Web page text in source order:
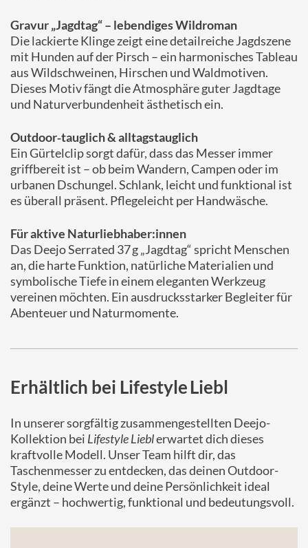
Gravur „Jagdtag“ – lebendiges Wildroman
Die lackierte Klinge zeigt eine detailreiche Jagdszene
mit Hunden auf der Pirsch – ein harmonisches Tableau
aus Wildschweinen, Hirschen und Waldmotiven.
Dieses Motiv fängt die Atmosphäre guter Jagdtage
und Naturverbundenheit ästhetisch ein.
Outdoor‑tauglich & alltagstauglich
Ein Gürtelclip sorgt dafür, dass das Messer immer
griffbereit ist – ob beim Wandern, Campen oder im
urbanen Dschungel. Schlank, leicht und funktional ist
es überall präsent. Pflegeleicht per Handwäsche.
Für aktive Naturliebhaber:innen
Das Deejo Serrated 37 g „Jagdtag“ spricht Menschen
an, die harte Funktion, natürliche Materialien und
symbolische Tiefe in einem eleganten Werkzeug
vereinen möchten. Ein ausdrucksstarker Begleiter für
Abenteuer und Naturmomente.
Erhältlich bei Lifestyle Liebl
In unserer sorgfältig zusammengestellten Deejo-
Kollektion bei Lifestyle Lieblerwartet dich dieses
kraftvolle Modell. Unser Team hilft dir, das
Taschenmesser zu entdecken, das deinen Outdoor-
Style, deine Werte und deine Persönlichkeit ideal
ergänzt – hochwertig, funktional und bedeutungsvoll.